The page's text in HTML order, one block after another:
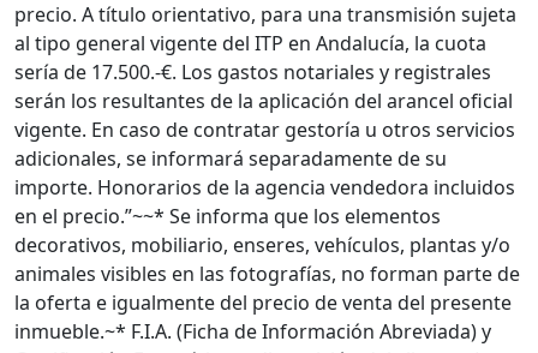
precio. A título orientativo, para una transmisión sujeta
al tipo general vigente del ITP en Andalucía, la cuota
sería de 17.500.-€. Los gastos notariales y registrales
serán los resultantes de la aplicación del arancel oficial
vigente. En caso de contratar gestoría u otros servicios
adicionales, se informará separadamente de su
importe. Honorarios de la agencia vendedora incluidos
en el precio.”~~* Se informa que los elementos
decorativos, mobiliario, enseres, vehículos, plantas y/o
animales visibles en las fotografías, no forman parte de
la oferta e igualmente del precio de venta del presente
inmueble.~* F.I.A. (Ficha de Información Abreviada) y